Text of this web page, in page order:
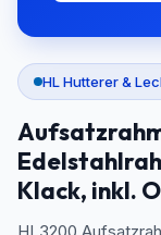
HL Hutterer &
Klack, inkl.